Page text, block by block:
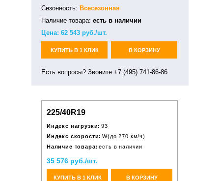
Сезонность: Всесезонная
Наличие товара: есть в наличии
Цена: 62 543 руб./шт.
КУПИТЬ В 1 КЛИК В КОРЗИНУ
Есть вопросы? Звоните +7 (495) 741-86-86
225/40R19
Индекс нагрузки: 93
Индекс скорости: W(до 270 км/ч)
Наличие товара: есть в наличии
35 576 руб./шт.
КУПИТЬ В 1 КЛИК В КОРЗИНУ